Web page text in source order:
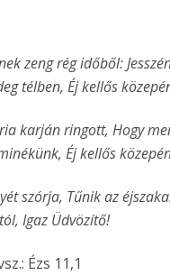
zeng rég időből:
télben, Éj kellős
karján ringott, Hogy
Éj kellős
szórja, Tűnik az
Igaz Üdvözítő!
Ézs 11,1